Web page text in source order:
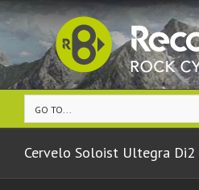
GO TO...
Cervelo Soloist Ultegra Di2